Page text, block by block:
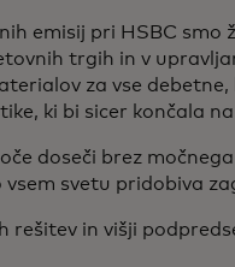
emisij pri HSBC smo
trgih in v
za vse debetne,
ki bi sicer končala
doseči brez
svetu pridobiva
rešitev in višji